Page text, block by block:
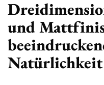
und
Natürlichkeit